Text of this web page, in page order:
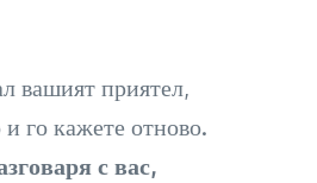
вашият приятел,
го кажете отново.
с вас,